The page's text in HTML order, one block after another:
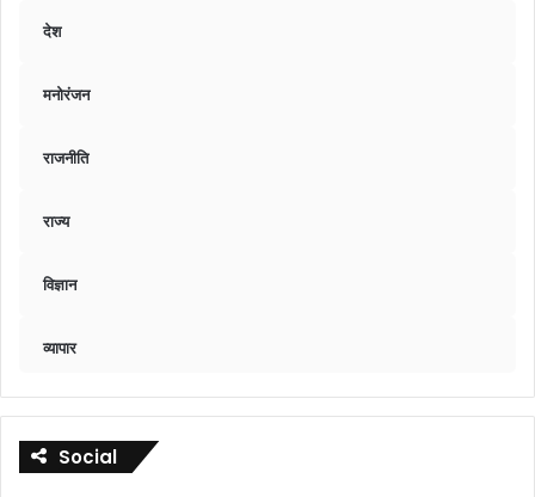
देश
मनोरंजन
राजनीति
राज्य
विज्ञान
व्यापार
Social